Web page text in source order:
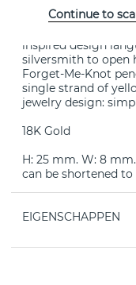
inspired design
silversmith to open
Forget-Me-Knot
single strand of
jewelry design:
18K Gold
H: 25 mm. W: 8
can be shortened
EIGENSCHAPPEN
Continue to